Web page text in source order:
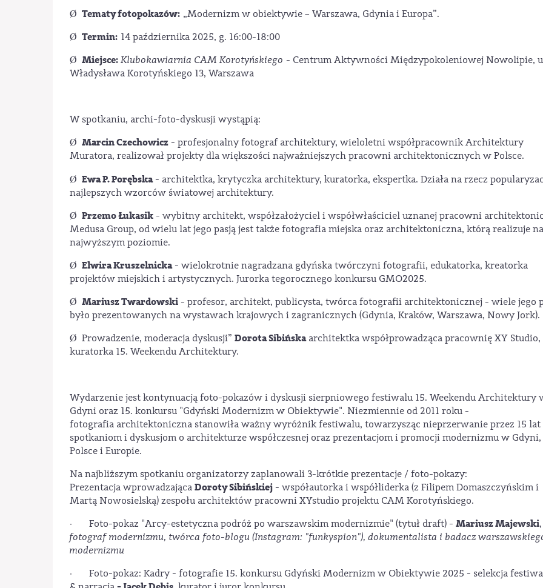
Ø Tematy fotopokazów: „Modernizm w obiektywie – Warszawa, Gdynia i Europa”.
Ø Termin: 14 października 2025, g. 16:00-18:00
Ø Miejsce: Klubokawiarnia CAM Korotyńskiego - Centrum Aktywności Międzypokoleniowej Nowolipie,
Władysława Korotyńskiego 13, Warszawa
W spotkaniu, archi-foto-dyskusji wystąpią:
Ø Marcin Czechowicz - profesjonalny fotograf architektury, wieloletni współpracownik Architektury
Muratora, realizował projekty dla większości najważniejszych pracowni architektonicznych w Polsce.
Ø Ewa P. Porębska- architektka, krytyczka architektury, kuratorka, ekspertka. Działa na rzecz
najlepszych wzorców światowej architektury.
Ø Przemo Łukasik - wybitny architekt, współzałożyciel i współwłaściciel uznanej pracowni
Medusa Group, od wielu lat jego pasją jest także fotografia miejska oraz architektoniczna, którą realizuje na
najwyższym poziomie.
Ø Elwira Kruszelnicka- wielokrotnie nagradzana gdyńska twórczyni fotografii, edukatorka, kreatorka
projektów miejskich i artystycznych. Jurorka tegorocznego konkursu GMO2025.
Ø Mariusz Twardowski - profesor, architekt, publicysta, twórca fotografii architektonicznej - wiele jego
było prezentowanych na wystawach krajowych i zagranicznych (Gdynia, Kraków, Warszawa, Nowy Jork).
Ø Prowadzenie, moderacja dyskusji” Dorota Sibińskaarchitektka współprowadząca pracownię XY Studio,
kuratorka 15. Weekendu Architektury.
Wydarzenie jest kontynuacją foto-pokazów i dyskusji sierpniowego festiwalu 15. Weekendu Architektury
Gdyni oraz 15. konkursu "Gdyński Modernizm w Obiektywie". Niezmiennie od 2011 roku -
fotografia architektoniczna stanowiła ważny wyróżnik festiwalu, towarzysząc nieprzerwanie przez 15 lat
spotkaniom i dyskusjom o architekturze współczesnej oraz prezentacjom i promocji modernizmu w Gdyni,
Polsce i Europie.
Na najbliższym spotkaniu organizatorzy zaplanowali 3-krótkie prezentacje / foto-pokazy:
Prezentacja wprowadzająca Doroty Sibińskiej - współautorka i współliderka (z Filipem Domaszczyńskim i
Martą Nowosielską) zespołu architektów pracowni XYstudio projektu CAM Korotyńskiego.
· Foto-pokaz "Arcy-estetyczna podróż po warszawskim modernizmie" (tytuł draft) - Mariusz Majewski,
fotograf modernizmu, twórca foto-blogu (Instagram: "funkyspion"), dokumentalista i badacz
modernizmu
· Foto-pokaz: Kadry - fotografie 15. konkursu Gdyński Modernizm w Obiektywie 2025 - selekcja